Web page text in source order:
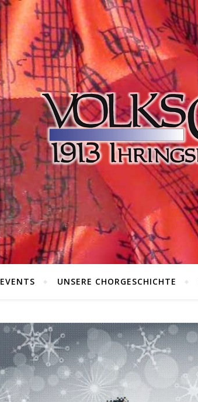
EVENTS UNSERE CHORGESCHICHTE